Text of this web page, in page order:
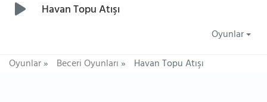
Havan Topu Atışı
Oyunlar
Oyunlar» Beceri Oyunları» Havan Topu Atışı